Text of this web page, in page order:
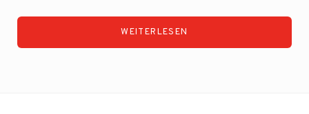
einem rundum gelungenen ...
WEITERLESEN